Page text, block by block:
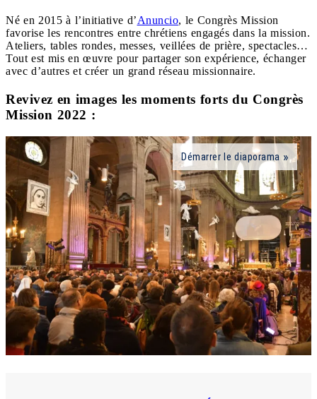
Né en 2015 à l’initiative d’Anuncio, le Congrès Mission
favorise les rencontres entre chrétiens engagés dans la mission.
Ateliers, tables rondes, messes, veillées de prière, spectacles…
Tout est mis en œuvre pour partager son expérience, échanger
avec d’autres et créer un grand réseau missionnaire.
Revivez en images les moments forts du Congrès
Mission 2022 :
Démarrer le diaporama